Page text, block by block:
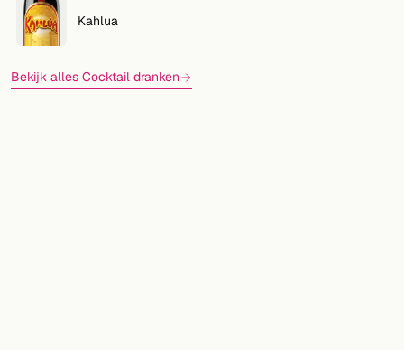
Kahlua
Bekijk alles Cocktail dranken